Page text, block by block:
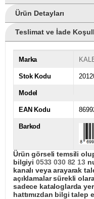
Ürün Detayları
Teslimat ve İade
Marka
Stok Kodu
Model
EAN Kodu
Barkod
Ürün görseli temsili
bilgiyi 0533 030 82 13
kanalı veya arayarak
açıklamalar sürekli
sadece kataloglarda
hattımızdan bilgi talep